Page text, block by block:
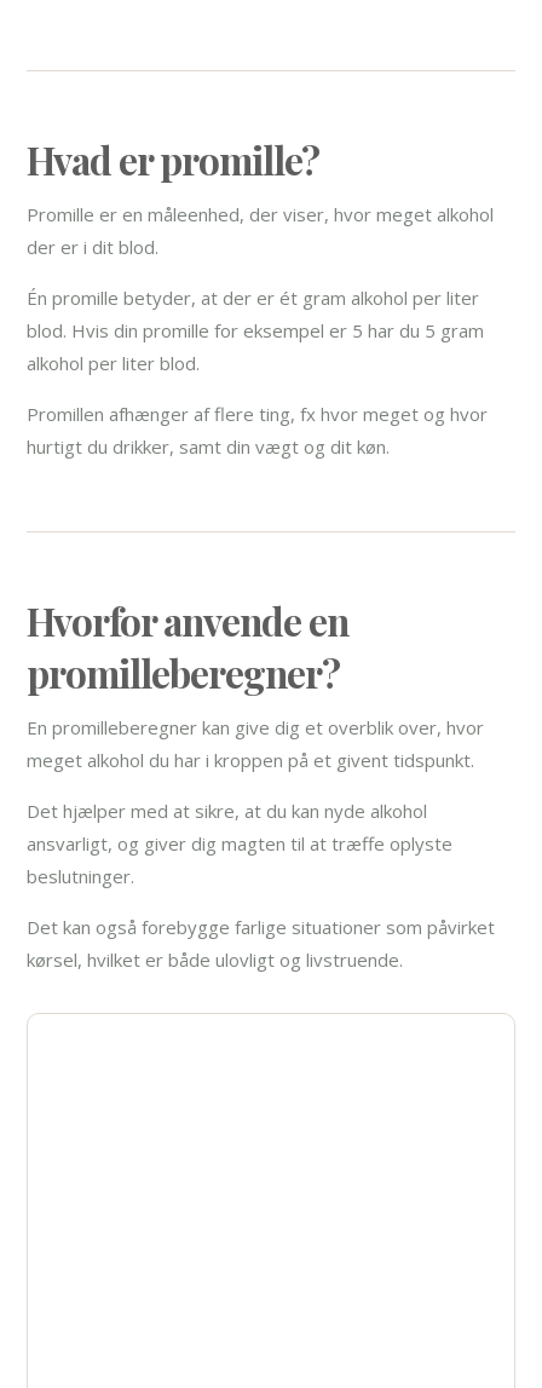
Hvad er promille?
Promille er en måleenhed, der viser, hvor meget alkohol
der er i dit blod.
Én promille betyder, at der er ét gram alkohol per liter
blod. Hvis din promille for eksempel er 5 har du 5 gram
alkohol per liter blod.
Promillen afhænger af flere ting, fx hvor meget og hvor
hurtigt du drikker, samt din vægt og dit køn.
Hvorfor anvende en
promilleberegner?
En promilleberegner kan give dig et overblik over, hvor
meget alkohol du har i kroppen på et givent tidspunkt.
Det hjælper med at sikre, at du kan nyde alkohol
ansvarligt, og giver dig magten til at træffe oplyste
beslutninger.
Det kan også forebygge farlige situationer som påvirket
kørsel, hvilket er både ulovligt og livstruende.